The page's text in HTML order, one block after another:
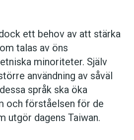
ett behov av att stärka
talas av öns
minoriteter. Själv
användning av såväl
språk ska öka
och förståelsen för de
utgör dagens Taiwan.